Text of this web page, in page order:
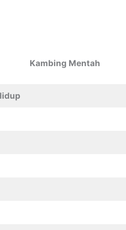
Kambing Mentah